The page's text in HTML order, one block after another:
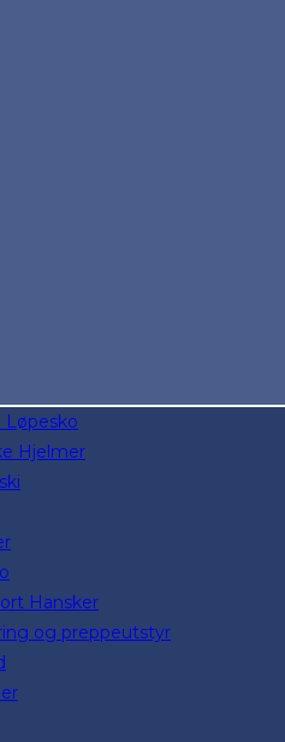
Løpesko
Hjelmer
Hansker
og preppeutstyr